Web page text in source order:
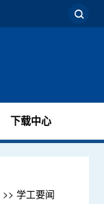
下载中心
>> 学工要闻